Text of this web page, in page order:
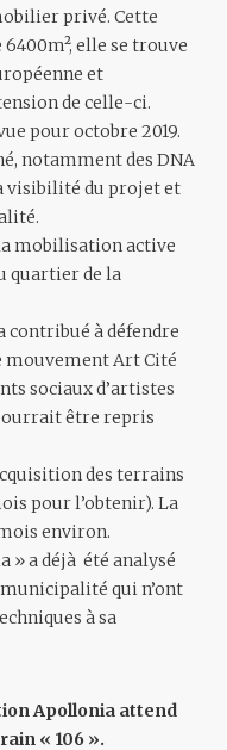
privé. Cette
elle se trouve
et
de celle-ci.
pour octobre 2019.
notamment des DNA
visibilité du projet et
mobilisation active
quartier de la
à défendre
Art Cité
sociaux d’artistes
être repris
des terrains
pour l’obtenir). La
environ.
» a déjà été analysé
qui n’ont
à sa
Apollonia attend
« 106 ».